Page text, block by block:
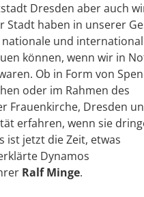
Dresden aber auch
Stadt haben in unserer
und
können, wenn wir in
Ob in Form von
oder im Rahmen des
Frauenkirche, Dresden
erfahren, wenn sie
ist jetzt die Zeit, etwas
Dynamos
Ralf Minge.